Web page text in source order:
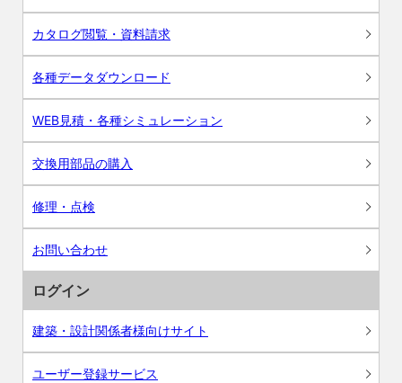
カタログ閲覧・資料請求
各種データダウンロード
WEB見積・各種シミュレーション
交換用部品の購入
修理・点検
お問い合わせ
ログイン
建築・設計関係者様向けサイト
ユーザー登録サービス